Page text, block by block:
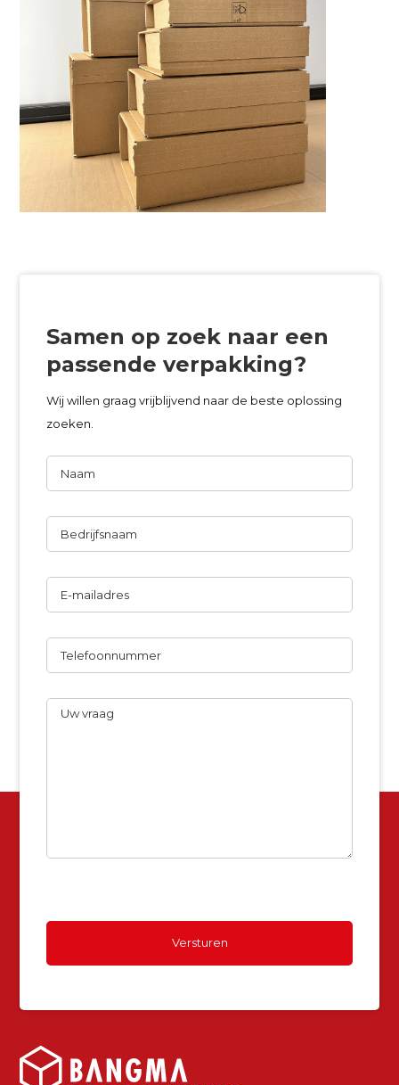
Samen op zoek naar een
passende verpakking?
Wij willen graag vrijblijvend naar de beste oplossing
zoeken.
Naam
Bedrijfsnaam
E-
mailadres
Telefoon
Uw
vraag